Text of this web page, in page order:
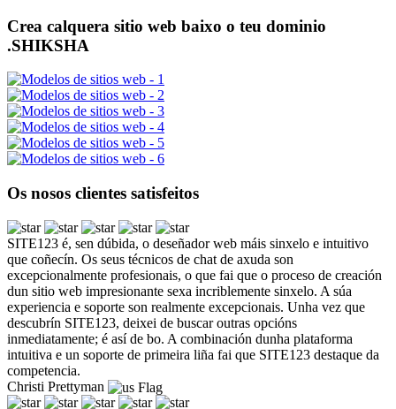
Crea calquera sitio web baixo o teu dominio
.SHIKSHA
Os nosos clientes satisfeitos
SITE123 é, sen dúbida, o deseñador web máis sinxelo e intuitivo
que coñecín. Os seus técnicos de chat de axuda son
excepcionalmente profesionais, o que fai que o proceso de creación
dun sitio web impresionante sexa incriblemente sinxelo. A súa
experiencia e soporte son realmente excepcionais. Unha vez que
descubrín SITE123, deixei de buscar outras opcións
inmediatamente; é así de bo. A combinación dunha plataforma
intuitiva e un soporte de primeira liña fai que SITE123 destaque da
competencia.
Christi Prettyman